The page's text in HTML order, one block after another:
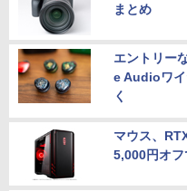
まとめ
エントリー
e Audioワイ
く
マウス、
5,000円オフ